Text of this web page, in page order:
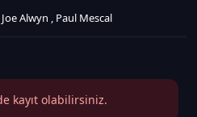
Joe Alwyn Paul Mescal
kayıt olabilirsiniz.